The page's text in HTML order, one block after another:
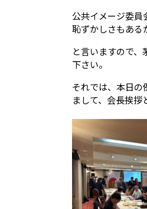
公共イメージ委員
恥ずかしさもある
と言いますので
下さい。
それでは、本日の
まして、会長挨拶